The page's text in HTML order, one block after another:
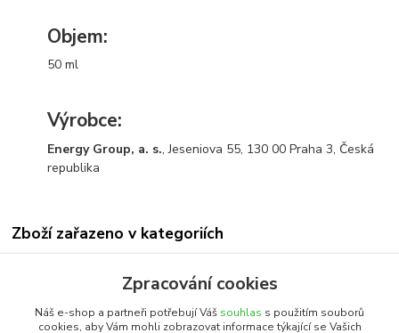
Objem:
50 ml
Výrobce:
Energy Group, a. s., Jeseniova 55, 130 00 Praha 3, Česká
republika
Zboží zařazeno v kategoriích
Antiseptické produkty specif.Zpracování cookies
Náš e-shop a partneři potřebují Váš souhlas s použitím souborů
cookies, aby Vám mohli zobrazovat informace týkající se Vašich